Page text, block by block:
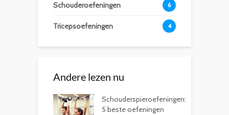
Schouderoefeningen 6
Tricepsoefeningen 4
Andere lezen nu
Schouderspieroefeningen:
5 beste oefeningen